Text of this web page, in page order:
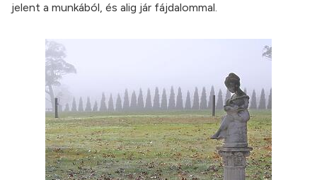
jelent a munkából, és alig jár fájdalommal.